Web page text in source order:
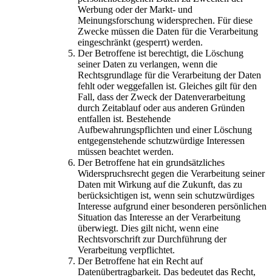
Werbung oder der Markt- und
Meinungsforschung widersprechen. Für diese
Zwecke müssen die Daten für die Verarbeitung
eingeschränkt (gesperrt) werden.
Der Betroffene ist berechtigt, die Löschung
seiner Daten zu verlangen, wenn die
Rechtsgrundlage für die Verarbeitung der Daten
fehlt oder weggefallen ist. Gleiches gilt für den
Fall, dass der Zweck der Datenverarbeitung
durch Zeitablauf oder aus anderen Gründen
entfallen ist. Bestehende
Aufbewahrungspflichten und einer Löschung
entgegenstehende schutzwürdige Interessen
müssen beachtet werden.
Der Betroffene hat ein grundsätzliches
Widerspruchsrecht gegen die Verarbeitung seiner
Daten mit Wirkung auf die Zukunft, das zu
berücksichtigen ist, wenn sein schutzwürdiges
Interesse aufgrund einer besonderen persönlichen
Situation das Interesse an der Verarbeitung
überwiegt. Dies gilt nicht, wenn eine
Rechtsvorschrift zur Durchführung der
Verarbeitung verpflichtet.
Der Betroffene hat ein Recht auf
Datenübertragbarkeit. Das bedeutet das Recht,